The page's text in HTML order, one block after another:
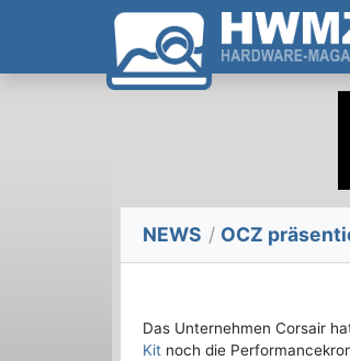
NEWS / OCZ
Das Unternehmen Corsair
Kit noch die